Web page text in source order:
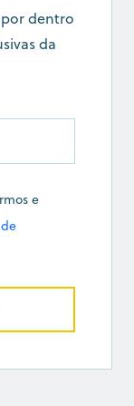
dentro
da
e